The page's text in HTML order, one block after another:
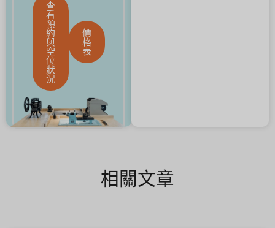
查
看
預
約
與
空
位
狀
況
價
格
表
相關文章